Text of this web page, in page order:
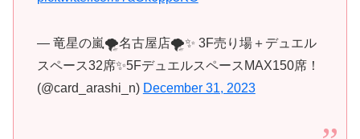
— 竜星の嵐🌪名古屋店🌪✨ 3F売り場＋デュエル
スペース32席✨5FデュエルスペースMAX150席！
(@card_arashi_n) December 31, 2023